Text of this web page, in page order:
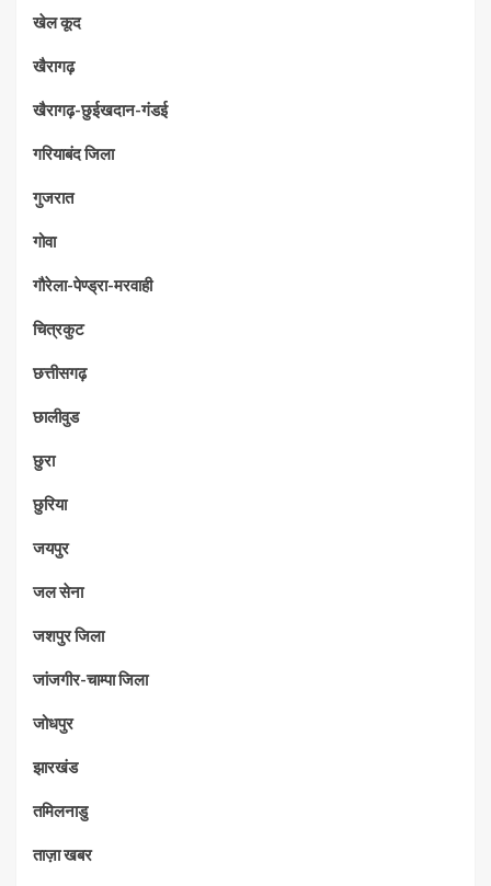
खेल कूद
खैरागढ़
खैरागढ़-छुईखदान-गंडई
गरियाबंद जिला
गुजरात
गोवा
गौरेला-पेण्ड्रा-मरवाही
चित्रकुट
छत्तीसगढ़
छालीवुड
छुरा
छुरिया
जयपुर
जल सेना
जशपुर जिला
जांजगीर-चाम्पा जिला
जोधपुर
झारखंड
तमिलनाडु
ताज़ा खबर